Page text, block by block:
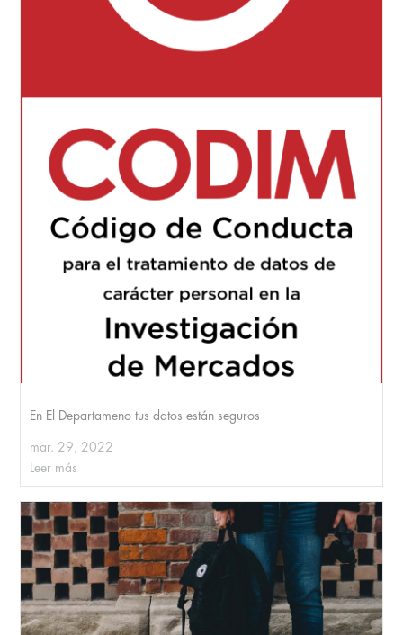
En El Departameno tus datos están seguros
mar. 29, 2022
Leer más